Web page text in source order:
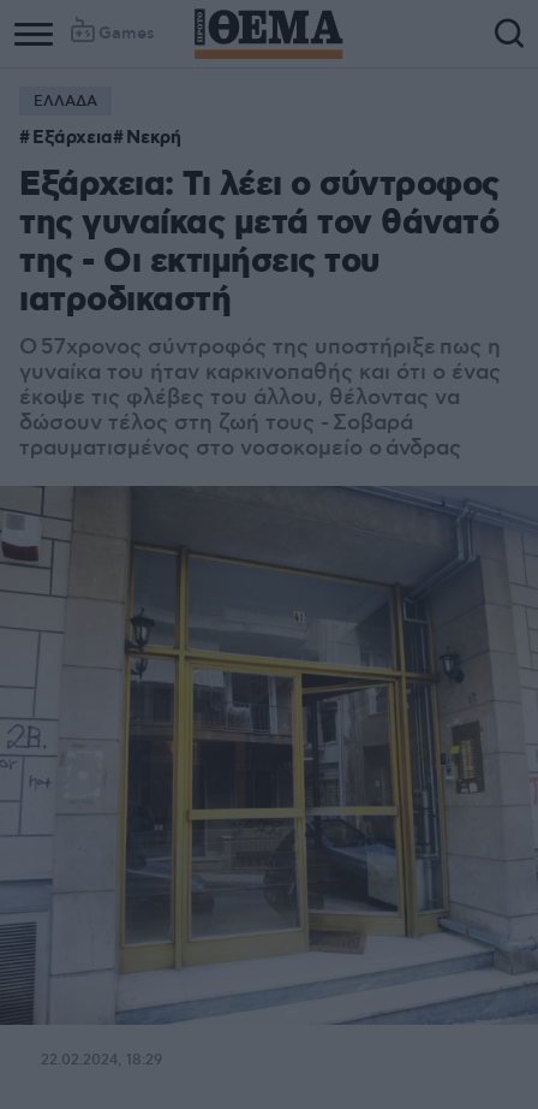
Games
ΕΛΛΑΔΑ
Εξάρχεια Νεκρή
Εξάρχεια: Τι λέει ο σύντροφος
της γυναίκας μετά τον θάνατό
της - Οι εκτιμήσεις του
ιατροδικαστή
Ο 57χρονος σύντροφός της υποστήριξε πως η
γυναίκα του ήταν καρκινοπαθής και ότι ο ένας
έκοψε τις φλέβες του άλλου, θέλοντας να
δώσουν τέλος στη ζωή τους - Σοβαρά
τραυματισμένος στο νοσοκομείο ο άνδρας
22.02.2024, 18:29